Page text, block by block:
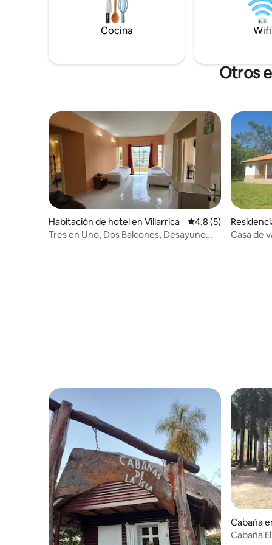
permiten mascotas.
Cocina Wifi
Otros
Habitación de hotel en Villarrica Calificación
4.8 (5)
Tres en Uno, Dos Balcones, Desayuno
Casa de
Cabaña
Cabaña